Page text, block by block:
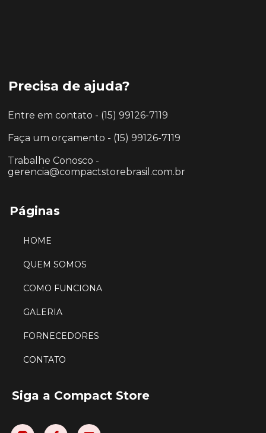
Precisa de ajuda?
Entre em contato - (15) 99126-7119
Faça um orçamento - (15) 99126-7119
Trabalhe Conosco -
gerencia@compactstorebrasil.com.br
Páginas
HOME
QUEM SOMOS
COMO FUNCIONA
GALERIA
FORNECEDORES
CONTATO
Siga a Compact Store